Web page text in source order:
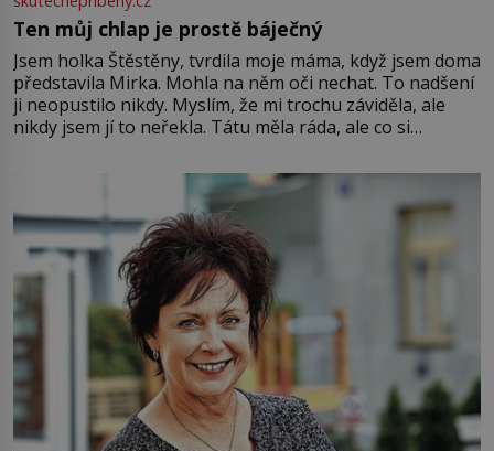
Ten můj chlap je prostě báječný
Jsem holka Štěstěny, tvrdila moje máma, když jsem doma
představila Mirka. Mohla na něm oči nechat. To nadšení
ji neopustilo nikdy. Myslím, že mi trochu záviděla, ale
nikdy jsem jí to neřekla. Tátu měla ráda, ale co si
Jsme spolu moc rádi Tehdy byla jiná doba, když